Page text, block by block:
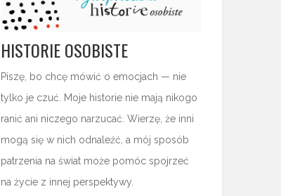
HISTORIE OSOBISTE
Piszę, bo chcę mówić o emocjach — nie
tylko je czuć. Moje historie nie mają nikogo
ranić ani niczego narzucać. Wierzę, że inni
mogą się w nich odnaleźć, a mój sposób
patrzenia na świat może pomóc spojrzeć
na życie z innej perspektywy.